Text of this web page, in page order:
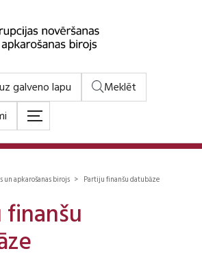
galveno lapu
Meklēt
un apkarošanas birojs > Partiju finanšu datubāze